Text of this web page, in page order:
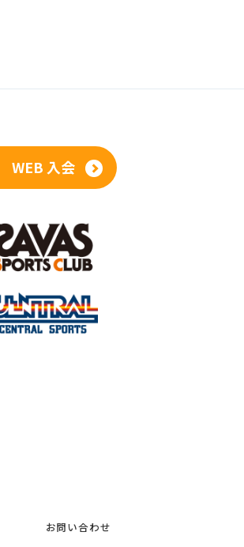
WEB 入会
お問い合わせ